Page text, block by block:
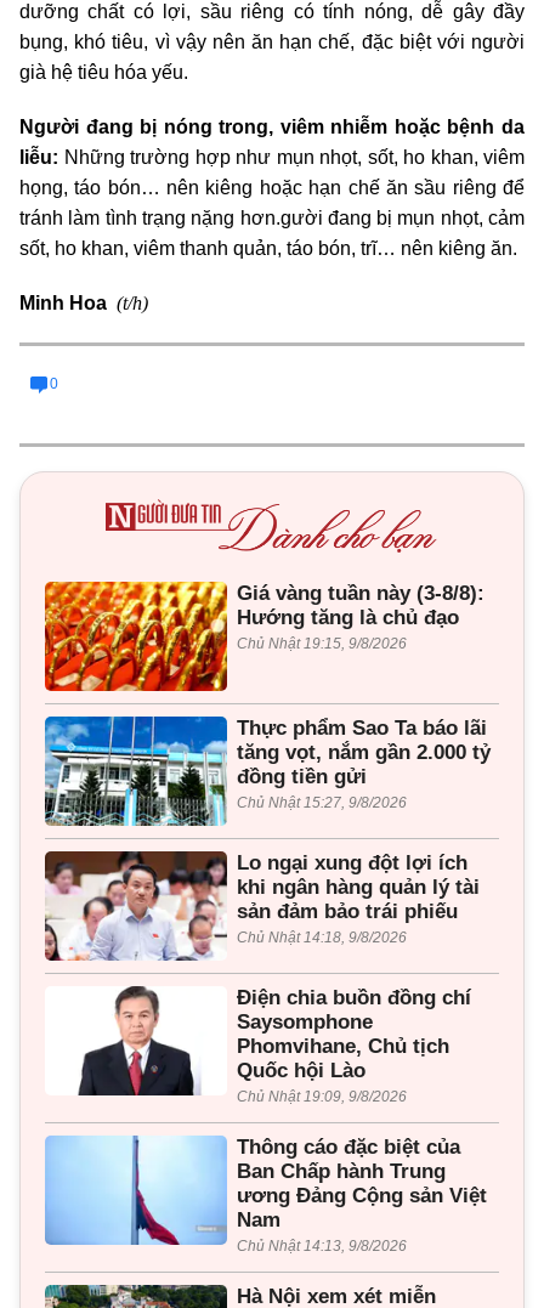
dưỡng chất có lợi, sầu riêng có tính nóng, dễ gây đầy
bụng, khó tiêu, vì vậy nên ăn hạn chế, đặc biệt với người
già hệ tiêu hóa yếu.
Người đang bị nóng trong, viêm nhiễm hoặc bệnh da
liễu: Những trường hợp như mụn nhọt, sốt, ho khan, viêm
họng, táo bón… nên kiêng hoặc hạn chế ăn sầu riêng để
tránh làm tình trạng nặng hơn.gười đang bị mụn nhọt, cảm
sốt, ho khan, viêm thanh quản, táo bón, trĩ… nên kiêng ăn.
Minh Hoa (t/h)
0
Giá vàng tuần này (3-8/8):
Hướng tăng là chủ đạo
Chủ Nhật 19:15, 9/8/2026
Thực phẩm Sao Ta báo lãi
tăng vọt, nắm gần 2.000 tỷ
đồng tiền gửi
Chủ Nhật 15:27, 9/8/2026
Lo ngại xung đột lợi ích
khi ngân hàng quản lý tài
sản đảm bảo trái phiếu
Chủ Nhật 14:18, 9/8/2026
Điện chia buồn đồng chí
Saysomphone
Phomvihane, Chủ tịch
Quốc hội Lào
Chủ Nhật 19:09, 9/8/2026
Thông cáo đặc biệt của
Ban Chấp hành Trung
ương Đảng Cộng sản Việt
Nam
Chủ Nhật 14:13, 9/8/2026
Hà Nội xem xét miễn